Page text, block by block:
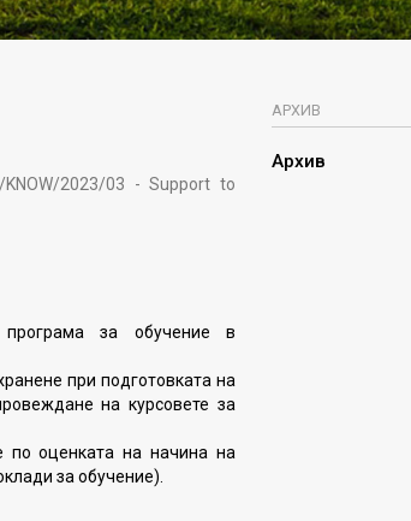
2023/03 - Support to
за обучение в
при подготовката на
на курсовете за
по оценката на начина на
за обучение).
АРХИВ
Архив